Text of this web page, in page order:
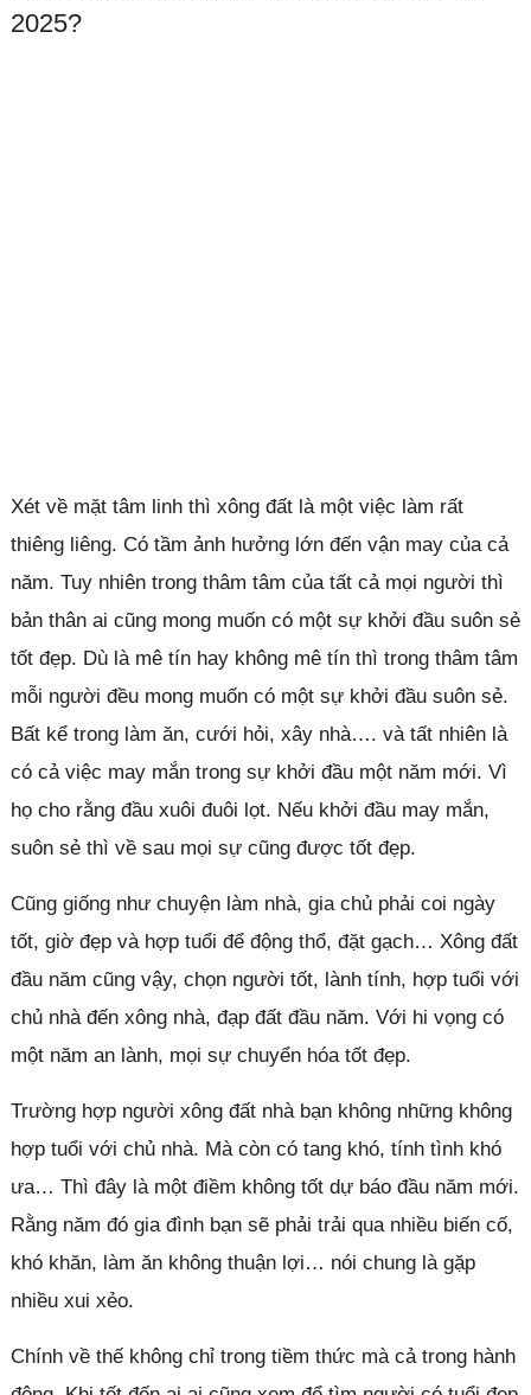
2025?
Xét về mặt tâm linh thì xông đất là một việc làm rất
thiêng liêng. Có tầm ảnh hưởng lớn đến vận may của cả
năm. Tuy nhiên trong thâm tâm của tất cả mọi người thì
bản thân ai cũng mong muốn có một sự khởi đầu suôn sẻ
tốt đẹp. Dù là mê tín hay không mê tín thì trong thâm tâm
mỗi người đều mong muốn có một sự khởi đầu suôn sẻ.
Bất kể trong làm ăn, cưới hỏi, xây nhà…. và tất nhiên là
có cả việc may mắn trong sự khởi đầu một năm mới. Vì
họ cho rằng đầu xuôi đuôi lọt. Nếu khởi đầu may mắn,
suôn sẻ thì về sau mọi sự cũng được tốt đẹp.
Cũng giống như chuyện làm nhà, gia chủ phải coi ngày
tốt, giờ đẹp và hợp tuổi để động thổ, đặt gạch… Xông đất
đầu năm cũng vậy, chọn người tốt, lành tính, hợp tuổi với
chủ nhà đến xông nhà, đạp đất đầu năm. Với hi vọng có
một năm an lành, mọi sự chuyển hóa tốt đẹp.
Trường hợp người xông đất nhà bạn không những không
hợp tuổi với chủ nhà. Mà còn có tang khó, tính tình khó
ưa… Thì đây là một điềm không tốt dự báo đầu năm mới.
Rằng năm đó gia đình bạn sẽ phải trải qua nhiều biến cố,
khó khăn, làm ăn không thuận lợi… nói chung là gặp
nhiều xui xẻo.
Chính về thế không chỉ trong tiềm thức mà cả trong hành